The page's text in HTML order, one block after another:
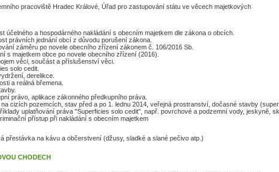
pracoviště Hradec Králové, Úřad pro zastupování státu ve věcech majetkových
účelného a hospodárného nakládání s obecním majetkem dle zákona o obcích.
právních jednání obcí z důvodu porušení zákona.
záměru po novele obecního zřízení zákonem č. 106/2016 Sb.
s majetkem obce po novele obecního zřízení (2016).
věci, součást a příslušenství věci.
solo cedit.
derelikce.
a reálná břemena.
právo, aplikace zákonného předkupního práva.
na cizích pozemcích, stav před a po 1. lednu 2014, veřejná prostranství, dočasné stavby
uplatňování práva "Superficies solo cedit", např. povrchové a podzemní vody, jeskyně,
přístup při nakládání s obecním majetkem
přestávka na kávu a občerstvení (džusy, sladké a slané pečivo atp.)
CHODECH